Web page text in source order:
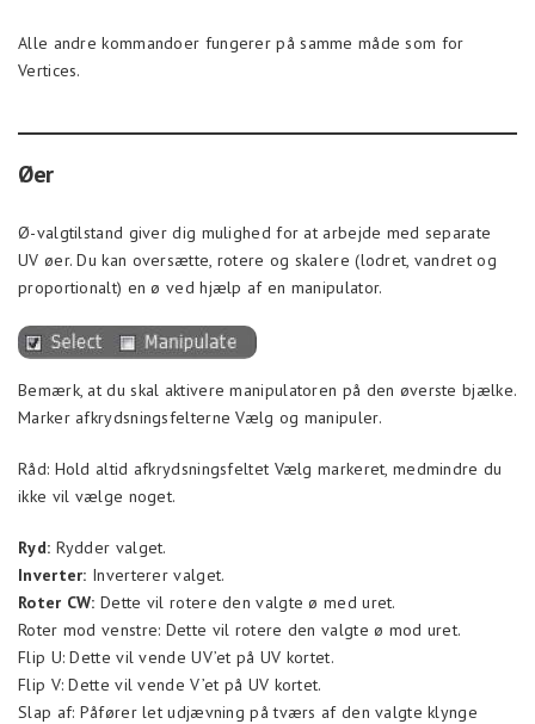
Alle andre kommandoer fungerer på samme måde som for
Vertices.
Øer
Ø-valgtilstand giver dig mulighed for at arbejde med separate
UV øer. Du kan oversætte, rotere og skalere (lodret, vandret og
proportionalt) en ø ved hjælp af en manipulator.
Bemærk, at du skal aktivere manipulatoren på den øverste bjælke.
Marker afkrydsningsfelterne Vælg og manipuler.
Råd: Hold altid afkrydsningsfeltet Vælg markeret, medmindre du
ikke vil vælge noget.
Ryd: Rydder valget.
Inverter: Inverterer valget.
Roter CW: Dette vil rotere den valgte ø med uret.
Roter mod venstre: Dette vil rotere den valgte ø mod uret.
Flip U: Dette vil vende UV’et på UV kortet.
Flip V: Dette vil vende V’et på UV kortet.
Slap af: Påfører let udjævning på tværs af den valgte klynge